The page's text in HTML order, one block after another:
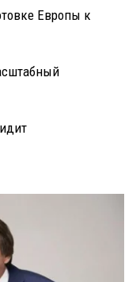
Европы к